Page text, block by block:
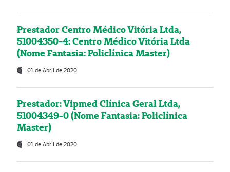
Prestador Centro Médico Vitória Ltda,
51004350-4: Centro Médico Vitória Ltda
(Nome Fantasia: Policlínica Master)
01 de Abril de 2020
Prestador: Vipmed Clínica Geral Ltda,
51004349-0 (Nome Fantasia: Policlínica
Master)
01 de Abril de 2020